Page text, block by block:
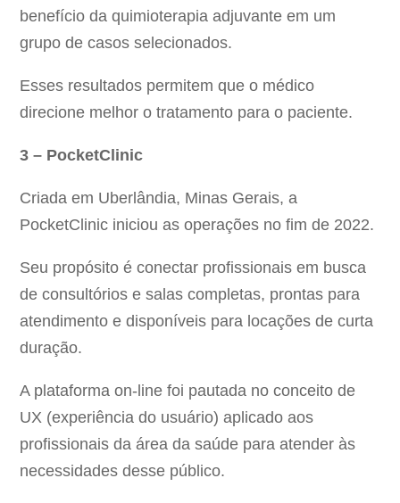
benefício da quimioterapia adjuvante em um
grupo de casos selecionados.
Esses resultados permitem que o médico
direcione melhor o tratamento para o paciente.
3 – PocketClinic
Criada em Uberlândia, Minas Gerais, a
PocketClinic iniciou as operações no fim de 2022.
Seu propósito é conectar profissionais em busca
de consultórios e salas completas, prontas para
atendimento e disponíveis para locações de curta
duração.
A plataforma on-line foi pautada no conceito de
UX (experiência do usuário) aplicado aos
profissionais da área da saúde para atender às
necessidades desse público.